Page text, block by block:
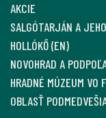
AKCIE
SALGÓTARJÁN A
HOLLÓKŐ (EN)
NOVOHRAD A
HRADNÉ MÚZEUM VO
OBLASŤ